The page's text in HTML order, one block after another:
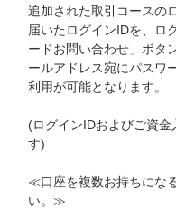
追加された取引コースの
届いたログインIDを、ロ
ードお問い合わせ」ボタ
ールアドレス宛にパスワ
利用が可能となります。
(ログインIDおよびご資
す)
≪口座を複数お持ちにな
い。≫